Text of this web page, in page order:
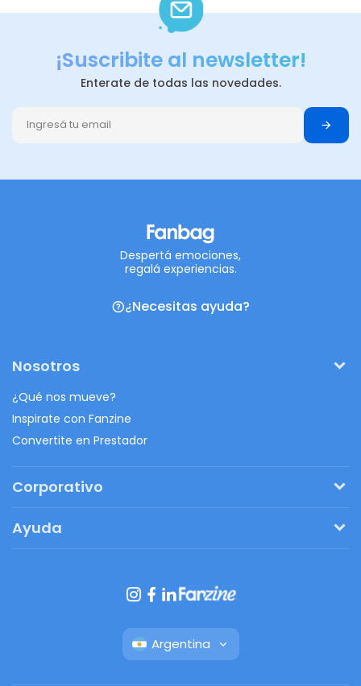
¡Suscribite al newsletter!
Enterate de todas las novedades.
Despertá emociones,
regalá experiencias.
¿Necesitas ayuda?
Nosotros
¿Qué nos mueve?
Inspirate con Fanzine
Convertite en Prestador
Corporativo
Regalos originales
Ayuda
Botón de arrepentimiento
Argentina